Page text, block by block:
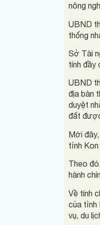
nông
UBND
thống
Sở Tài
tính đầy
UBND
địa bàn
duyệt
đất
Mới
tỉnh Kon
Theo
hành
Về tính
của tỉnh
vụ, du